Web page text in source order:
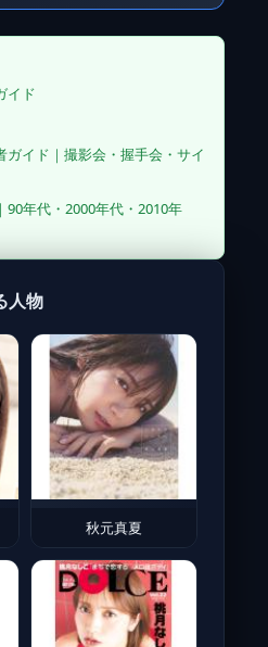
イド
ガイド｜撮影会・握手会・サイ
年代・2000年代・2010年
人物
秋元真夏